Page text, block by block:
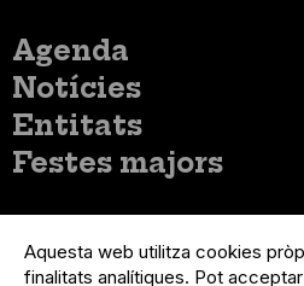
Menú
principal
Agenda
Notícies
Entitats
Festes majors
del
compte
Menú
Registre
Aquesta web utilitza cookies
finalitats analítiques. Pot